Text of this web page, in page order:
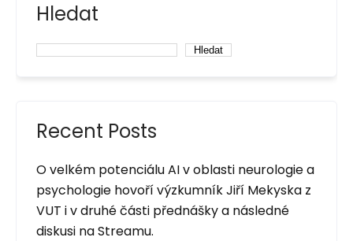
Hledat
Hledat
Recent Posts
O velkém potenciálu AI v oblasti neurologie a
psychologie hovoří výzkumník Jiří Mekyska z
VUT i v druhé části přednášky a následné
diskusi na Streamu.